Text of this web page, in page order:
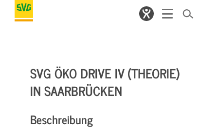
SVG ÖKO DRIVE IV (THEORIE)
IN SAARBRÜCKEN
Beschreibung